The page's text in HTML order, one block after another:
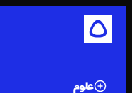
علوم